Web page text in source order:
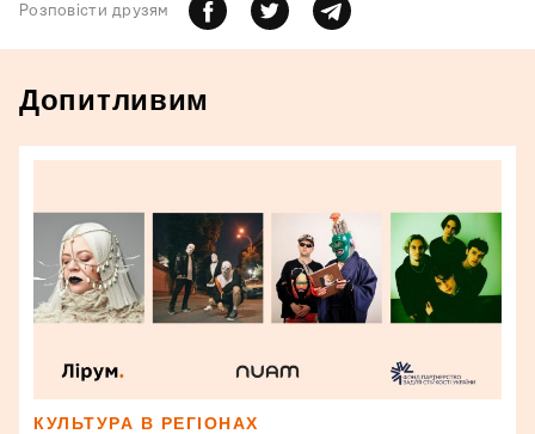
Розповiсти друзям
Допитливим
КУЛЬТУРА В РЕГІОНАХ